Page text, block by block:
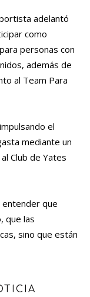
adelantó
como
personas con
además de
al Team Para
el
mediante un
Club de Yates
que
que las
sino que están